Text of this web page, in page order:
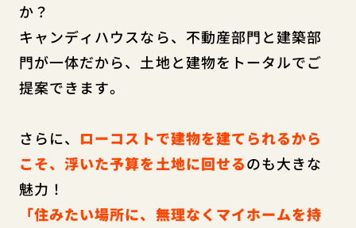
か？
キャンディハウスなら、不動産部門と建築部
門が一体だから、土地と建物をトータルでご
提案できます。
さらに、 ローコストで建物を建てられるから
こそ、浮いた予算を土地に回せるのも大きな
魅力！
「住みたい場所に、無理なくマイホームを持